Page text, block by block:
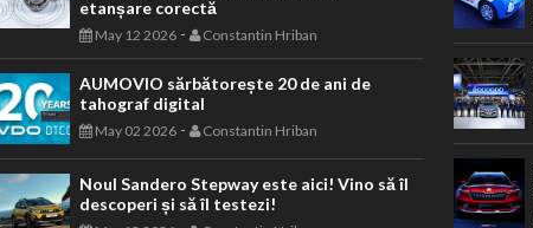
etanșare corectă
May 12 2026 - Constantin Hriban
AUMOVIO sărbătorește 20 de ani de
tahograf digital
May 02 2026 - Constantin Hriban
Noul Sandero Stepway este aici! Vino să îl
descoperi și să îl testezi!